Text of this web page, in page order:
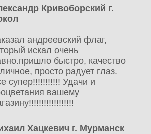
Кривоборский г.
андреевский флаг,
искал очень
быстро, качество
просто радует глаз.
супер!!!!!!!!!!! Удачи и
вашему
Хацкевич г. Мурманск